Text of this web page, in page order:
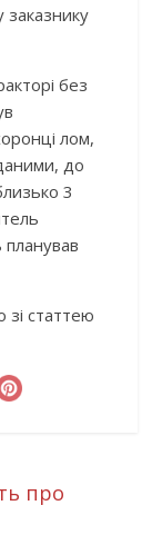
заказнику
без
лом,
до
3
планував
зі статтею
про